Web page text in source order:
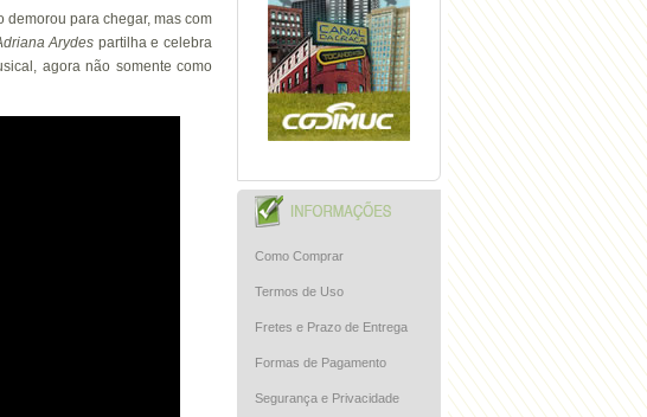
demorou para chegar, mas com
Arydes partilha e celebra
agora não somente como
Como Comprar
Termos de Uso
Fretes e Prazo de Entrega
Formas de Pagamento
Segurança e Privacidade